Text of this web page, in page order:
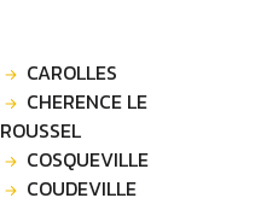
CAROLLES
CHERENCE LE
ROUSSEL
COSQUEVILLE
COUDEVILLE